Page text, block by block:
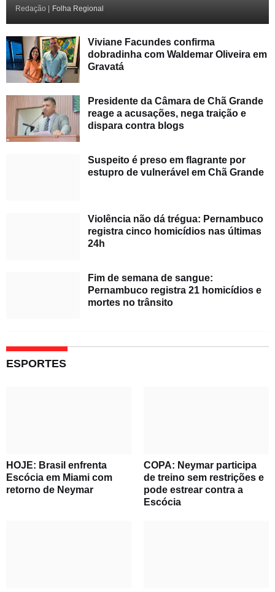
Redação | Folha Regional
Viviane Facundes confirma
dobradinha com Waldemar Oliveira em
Gravatá
Presidente da Câmara de Chã Grande
reage a acusações, nega traição e
dispara contra blogs
Suspeito é preso em flagrante por
estupro de vulnerável em Chã Grande
Violência não dá trégua: Pernambuco
registra cinco homicídios nas últimas
24h
Fim de semana de sangue:
Pernambuco registra 21 homicídios e
mortes no trânsito
ESPORTES
HOJE: Brasil enfrenta
Escócia em Miami com
retorno de Neymar
COPA: Neymar participa
de treino sem restrições e
pode estrear contra a
Escócia